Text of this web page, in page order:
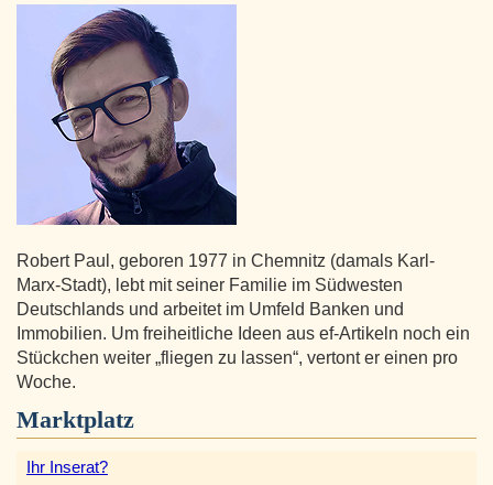
Robert Paul, geboren 1977 in Chemnitz (damals Karl-
Marx-Stadt), lebt mit seiner Familie im Südwesten
Deutschlands und arbeitet im Umfeld Banken und
Immobilien. Um freiheitliche Ideen aus ef-Artikeln noch ein
Stückchen weiter „fliegen zu lassen“, vertont er einen pro
Woche.
Marktplatz
Ihr Inserat?